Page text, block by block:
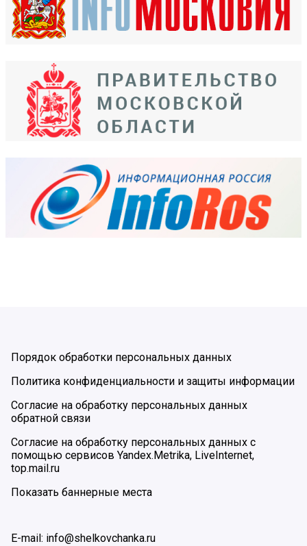
Порядок обработки персональных данных
Политика конфиденциальности и защиты информации
Согласие на обработку персональных данных
обратной связи
Согласие на обработку персональных данных с
помощью сервисов Yandex.Metrika, LiveInternet,
top.mail.ru
Показать баннерные места
E-mail: info@shelkovchanka.ru